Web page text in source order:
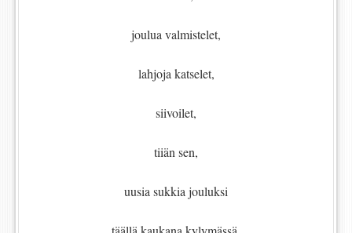
joulua valmistelet,
lahjoja katselet,
siivoilet,
tiiän sen,
uusia sukkia jouluksi